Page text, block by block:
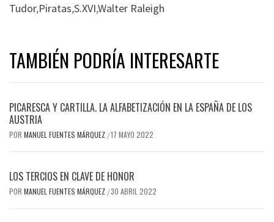
Tudor,Piratas,S.XVI,Walter Raleigh
TAMBIÉN PODRÍA INTERESARTE
PICARESCA Y CARTILLA. LA ALFABETIZACIÓN EN LA ESPAÑA DE LOS
AUSTRIA
POR MANUEL FUENTES MÁRQUEZ /17 MAYO 2022
LOS TERCIOS EN CLAVE DE HONOR
POR MANUEL FUENTES MÁRQUEZ /30 ABRIL 2022